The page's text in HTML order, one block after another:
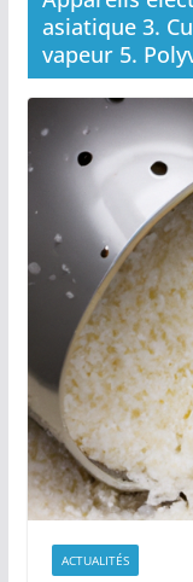
asiatique 3.
vapeur 5.
ACTUALITÉS